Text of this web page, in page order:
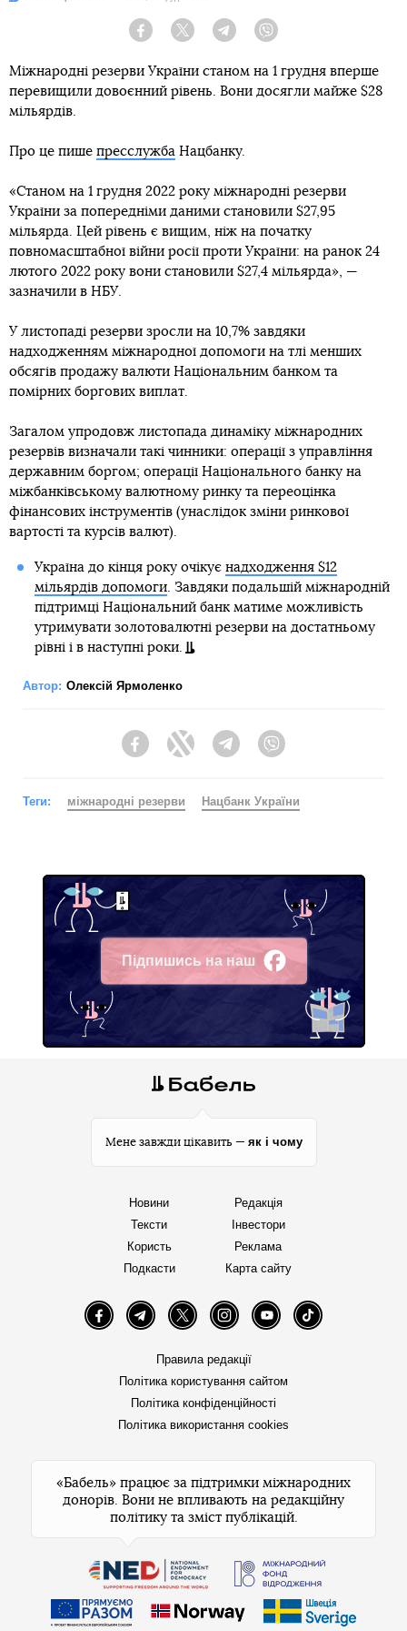
Facebook Twitter Telegram
Міжнародні резерви України станом на 1 грудня вперше
перевищили довоєнний рівень. Вони досягли майже $28
мільярдів.
Про це пише пресслужба Нацбанку.
«Станом на 1 грудня 2022 року міжнародні резерви
України за попередніми даними становили $27,95
мільярда. Цей рівень є вищим, ніж на початку
повномасштабної війни росії проти України: на ранок 24
лютого 2022 року вони становили $27,4 мільярда», —
зазначили в НБУ.
У листопаді резерви зросли на 10,7% завдяки
надходженням міжнародної допомоги на тлі менших
обсягів продажу валюти Національним банком та
помірних боргових виплат.
Загалом упродовж листопада динаміку міжнародних
резервів визначали такі чинники: операції з управління
державним боргом; операції Національного банку на
міжбанківському валютному ринку та переоцінка
фінансових інструментів (унаслідок зміни ринкової
вартості та курсів валют).
Україна до кінця року очікує надходження $12
мільярдів допомоги. Завдяки подальшій міжнародній
підтримці Національний банк матиме можливість
утримувати золотовалютні резерви на достатньому
рівні і в наступні роки.
Автор: Олексій Ярмоленко
FacebookTwitter Telegram
Теги: міжнародні резерви Нацбанк України
Підпишись на наш
Facebook
Мене завжди цікавить — як і чому
Новини
Тексти
Користь
Подкасти
Редакція
Інвестори
Реклама
Карта сайту
FacebookTelegramTwitter InstagramYouTube TikTok
Правила редакції
Політика користування сайтом
Політика конфіденційності
Політика використання cookies
«Бабель» працює за підтримки міжнародних
донорів. Вони не впливають на редакційну
політику та зміст публікацій.